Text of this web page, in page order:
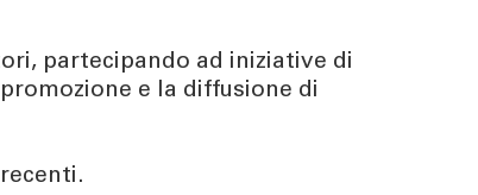
partecipando ad iniziative di
e la diffusione di